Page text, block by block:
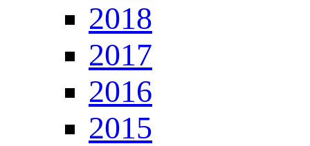
2018
2017
2016
2015